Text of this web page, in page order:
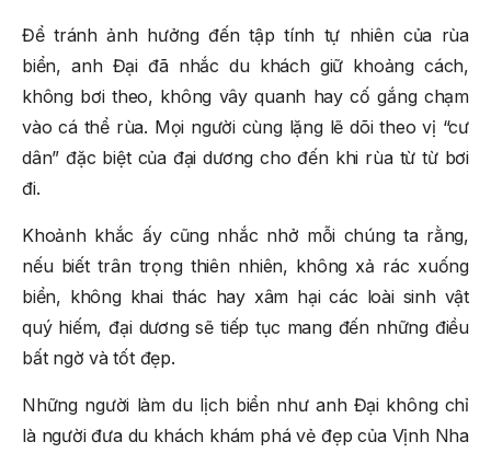
Để tránh ảnh hưởng đến tập tính tự nhiên của rùa
biển, anh Đại đã nhắc du khách giữ khoảng cách,
không bơi theo, không vây quanh hay cố gắng chạm
vào cá thể rùa. Mọi người cùng lặng lẽ dõi theo vị “cư
dân” đặc biệt của đại dương cho đến khi rùa từ từ bơi
đi.
Khoảnh khắc ấy cũng nhắc nhở mỗi chúng ta rằng,
nếu biết trân trọng thiên nhiên, không xả rác xuống
biển, không khai thác hay xâm hại các loài sinh vật
quý hiếm, đại dương sẽ tiếp tục mang đến những điều
bất ngờ và tốt đẹp.
Những người làm du lịch biển như anh Đại không chỉ
là người đưa du khách khám phá vẻ đẹp của Vịnh Nha